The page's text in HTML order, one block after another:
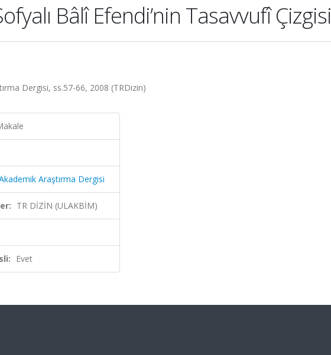
Bâlî Efendi’nin Tasavvufî Çizgisi
Dergisi, ss.57-66, 2008 (TRDizin)
Araştırma Dergisi
TR DİZİN (ULAKBİM)
Evet